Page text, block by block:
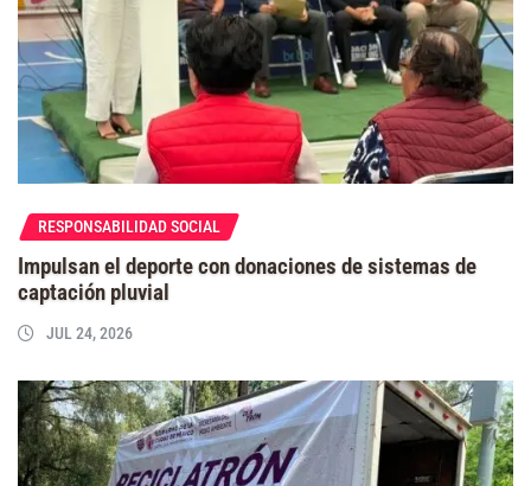
RESPONSABILIDAD SOCIAL
Impulsan el deporte con donaciones de sistemas de
captación pluvial
JUL 24, 2026